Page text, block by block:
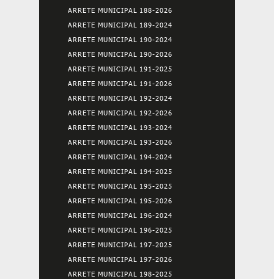
ARRETE MUNICIPAL 188-2026
ARRETE MUNICIPAL 189-2024
ARRETE MUNICIPAL 190-2024
ARRETE MUNICIPAL 190-2026
ARRETE MUNICIPAL 191-2025
ARRETE MUNICIPAL 191-2026
ARRETE MUNICIPAL 192-2024
ARRETE MUNICIPAL 192-2026
ARRETE MUNICIPAL 193-2024
ARRETE MUNICIPAL 193-2026
ARRETE MUNICIPAL 194-2024
ARRETE MUNICIPAL 194-2025
ARRETE MUNICIPAL 195-2025
ARRETE MUNICIPAL 195-2026
ARRETE MUNICIPAL 196-2024
ARRETE MUNICIPAL 196-2025
ARRETE MUNICIPAL 197-2025
ARRETE MUNICIPAL 197-2026
ARRETE MUNICIPAL 198-2025